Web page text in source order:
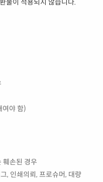
불이 적용되지 않습니다.
여야 함)
훼손된 경우
, 인쇄의뢰, 프로슈머, 대량